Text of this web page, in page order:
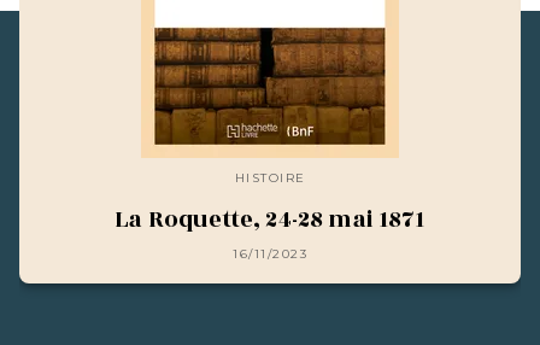
HISTOIRE
La Roquette, 24-28 mai 1871
16/11/2023